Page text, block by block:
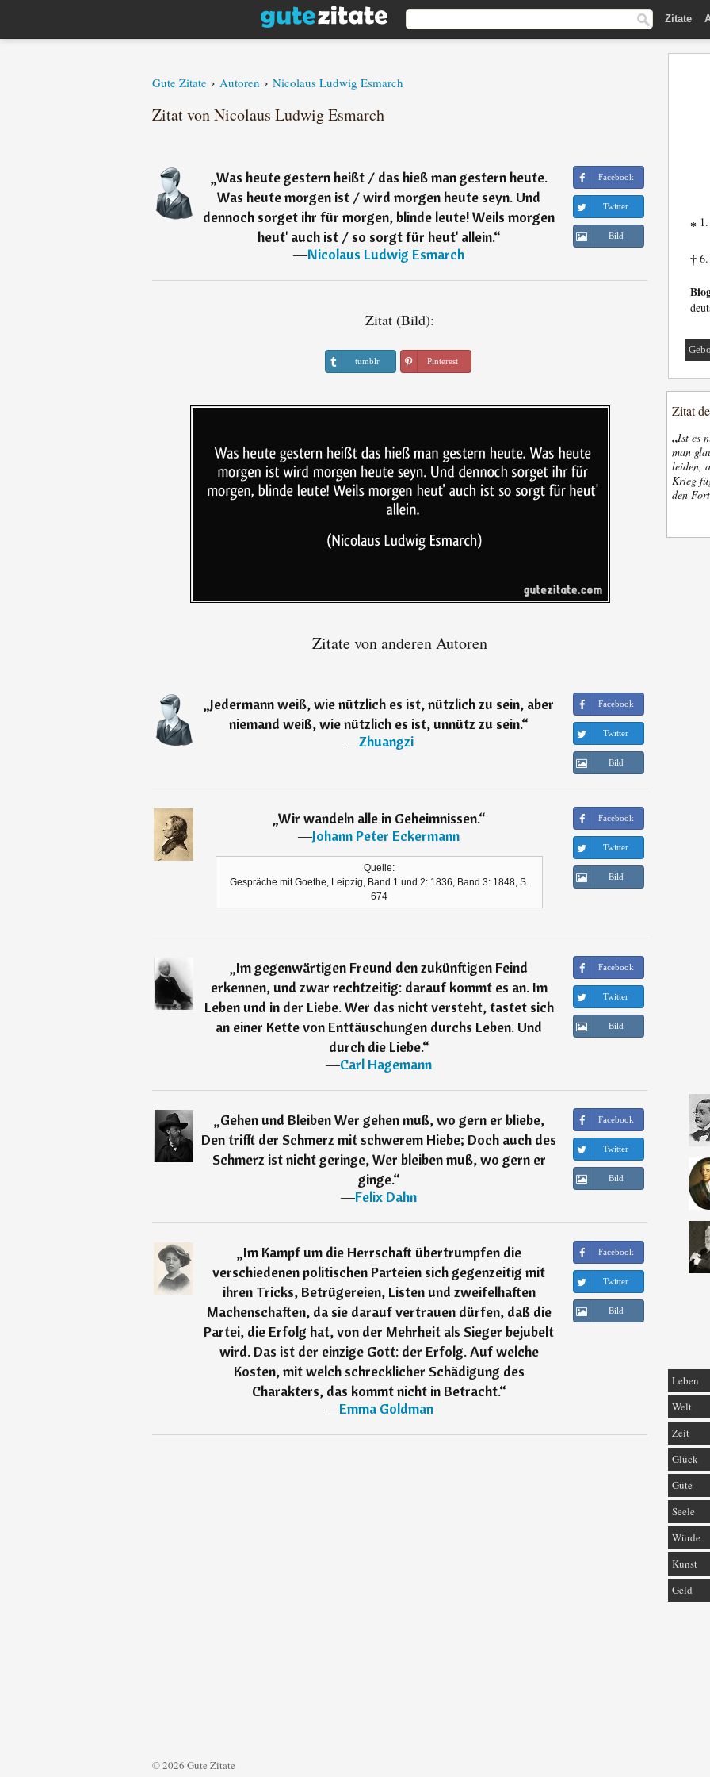
Zitate
Gute Zitate › Autoren › Nicolaus Ludwig Esmarch
Zitat von Nicolaus Ludwig Esmarch
„Was heute gestern heißt / das hieß man gestern heute.
Was heute morgen ist / wird morgen heute seyn. Und
dennoch sorget ihr für morgen, blinde leute! Weils morgen
heut' auch ist / so sorgt für heut' allein.“
―Nicolaus Ludwig Esmarch
Facebook
Twitter
Bild
Zitat (Bild):
tumblr Pinterest
Zitate von anderen Autoren
„Jedermann weiß, wie nützlich es ist, nützlich zu sein, aber
niemand weiß, wie nützlich es ist, unnütz zu sein.“
―Zhuangzi
Facebook
Twitter
Bild
„Wir wandeln alle in Geheimnissen.“
―Johann Peter Eckermann
Quelle:
Gespräche mit Goethe, Leipzig, Band 1 und 2: 1836, Band 3: 1848, S.
674
Facebook
Twitter
Bild
„Im gegenwärtigen Freund den zukünftigen Feind
erkennen, und zwar rechtzeitig: darauf kommt es an. Im
Leben und in der Liebe. Wer das nicht versteht, tastet sich
an einer Kette von Enttäuschungen durchs Leben. Und
durch die Liebe.“
―Carl Hagemann
Facebook
Twitter
Bild
„Gehen und Bleiben Wer gehen muß, wo gern er bliebe,
Den trifft der Schmerz mit schwerem Hiebe; Doch auch des
Schmerz ist nicht geringe, Wer bleiben muß, wo gern er
ginge.“
―Felix Dahn
Facebook
Twitter
Bild
„Im Kampf um die Herrschaft übertrumpfen die
verschiedenen politischen Parteien sich gegenzeitig mit
ihren Tricks, Betrügereien, Listen und zweifelhaften
Machenschaften, da sie darauf vertrauen dürfen, daß die
Partei, die Erfolg hat, von der Mehrheit als Sieger bejubelt
wird. Das ist der einzige Gott: der Erfolg. Auf welche
Kosten, mit welch schrecklicher Schädigung des
Charakters, das kommt nicht in Betracht.“
―Emma Goldman
Facebook
Twitter
Bild
*
†
Zitat
„Ist es
man
leiden,
Krieg
den
Leben
Welt
Zeit
Glück
Güte
Seele
Würde
Kunst
Geld
© 2026 Gute Zitate